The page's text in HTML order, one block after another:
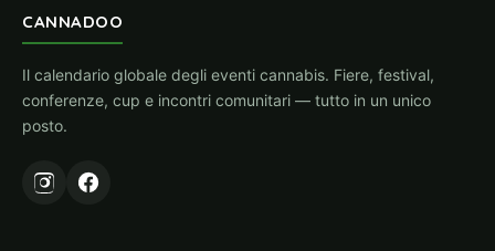
CANNADOO
Il calendario globale degli eventi cannabis. Fiere, festival,
conferenze, cup e incontri comunitari — tutto in un unico
posto.